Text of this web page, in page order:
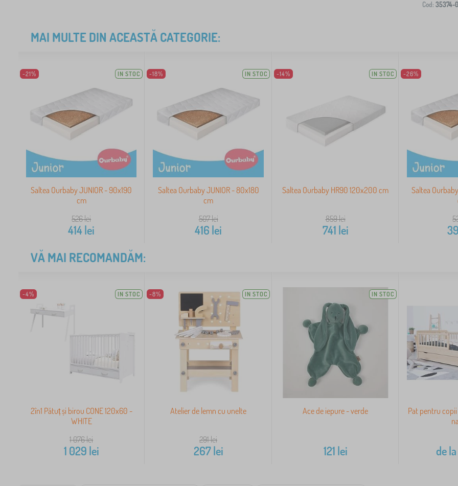
Cod: 35374-0
MAI MULTE DIN ACEASTĂ CATEGORIE:
-21% IN STOC
Saltea Ourbaby JUNIOR - 90x190
cm
526lei
414lei
-18% IN STOC
Saltea Ourbaby JUNIOR - 80x180
cm
507lei
416 lei
-14% IN STOC
Saltea Ourbaby HR90 120x200 cm
859lei
741 lei
-26%
Saltea
VĂ MAI RECOMANDĂM:
-4% IN STOC
2în1 Pătuț și birou CONE 120x60 -
WHITE
1 076lei
1 029 lei
-8% IN STOC
Atelier de lemn cu unelte
291lei
267lei
IN STOC
Ace de iepure - verde
121 lei
Pat pentru
de la